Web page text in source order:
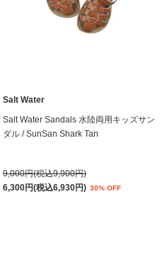
Salt Water
Salt Water Sandals 水陸両用キッズサン
ダル / SunSan Shark Tan
9,000円(税込9,900円)
6,300円(税込6,930円) 30% OFF